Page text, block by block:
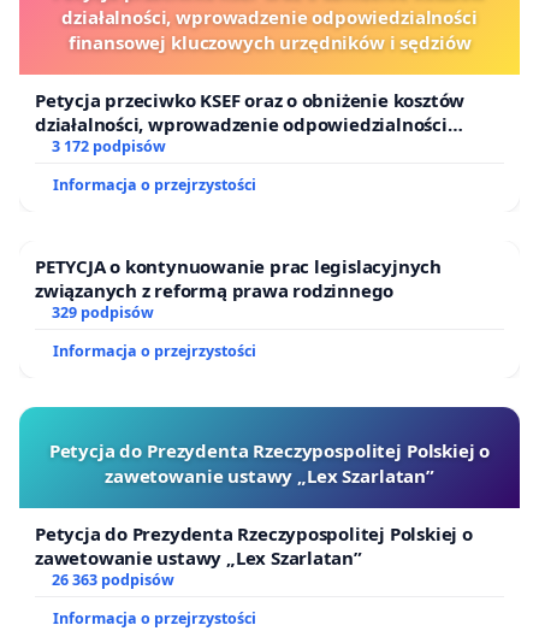
działalności, wprowadzenie odpowiedzialności
finansowej kluczowych urzędników i sędziów
Petycja przeciwko KSEF oraz o obniżenie kosztów
działalności, wprowadzenie odpowiedzialności
finansowej kluczowych urzędników i sędziów
3 172 podpisów
Informacja o przejrzystości
PETYCJA o kontynuowanie prac legislacyjnych
związanych z reformą prawa rodzinnego
329 podpisów
Informacja o przejrzystości
Petycja do Prezydenta Rzeczypospolitej Polskiej o
zawetowanie ustawy „Lex Szarlatan”
Petycja do Prezydenta Rzeczypospolitej Polskiej o
zawetowanie ustawy „Lex Szarlatan”
26 363 podpisów
Informacja o przejrzystości